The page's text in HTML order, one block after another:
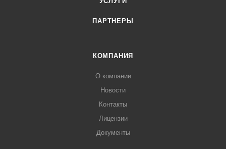
ПАРТНЕРЫ
КОМПАНИЯ
О компании
Новости
Контакты
Лицензии
Документы